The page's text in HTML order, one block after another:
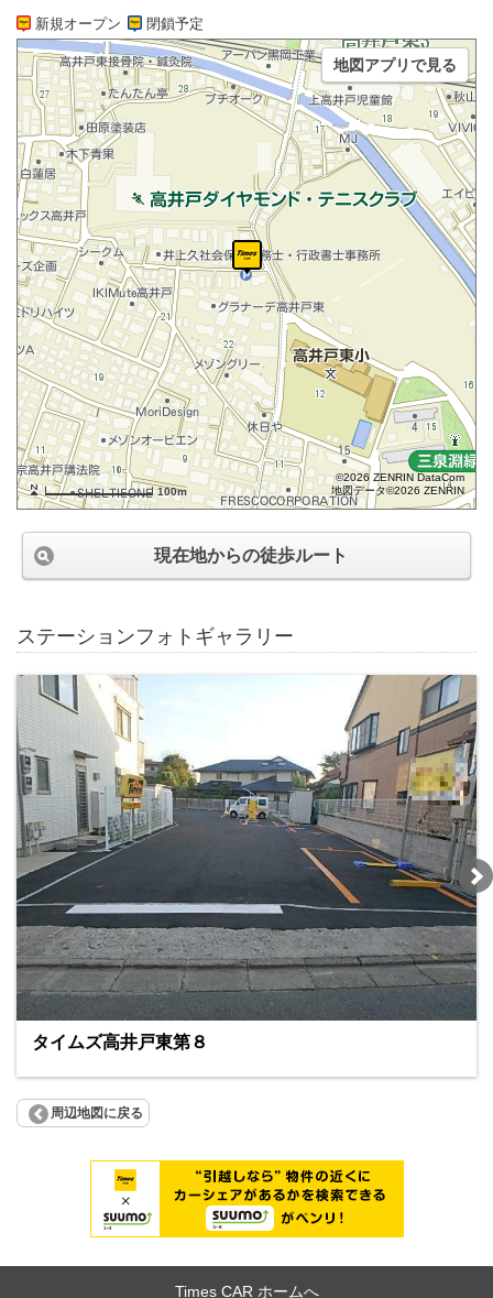
新規オープン 閉鎖予定
100m
©2026 ZENRIN DataCom
地図データ©2026 ZENRIN
地図アプリで見る
現在地からの徒歩ルート
ステーションフォトギャラリー
タイムズ高井戸東第８
周辺地図に戻る
Times CAR ホームへ